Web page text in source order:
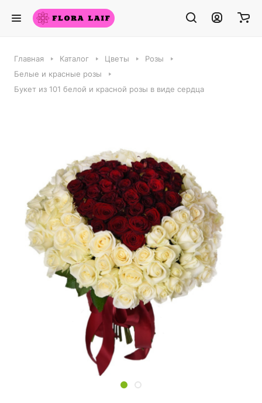
Главная Каталог Цветы
Розы
Белые и красные розы
Букет из 101 белой и красной розы в виде сердца